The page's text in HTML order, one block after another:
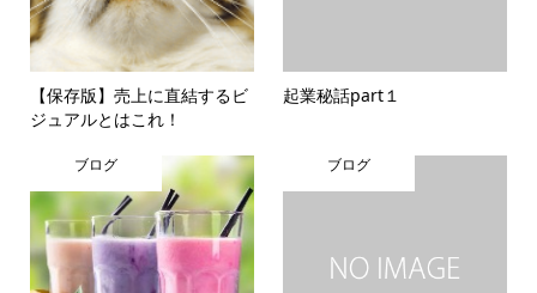
【保存版】売上に直結するビ
ジュアルとはこれ！
起業秘話part１
ブログ ブログ